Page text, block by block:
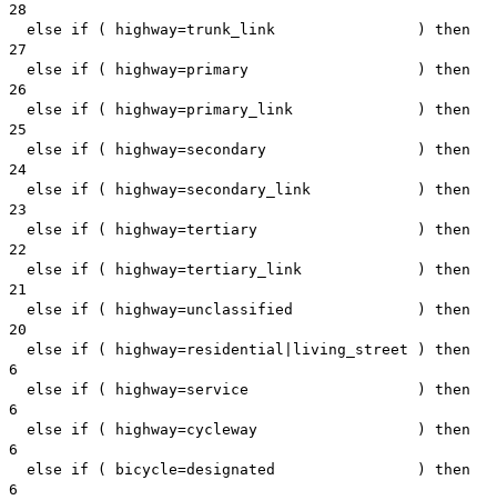
28
else if ( highway=trunk_link ) then
27
else if ( highway=primary ) then
26
else if ( highway=primary_link ) then
25
else if ( highway=secondary ) then
24
else if ( highway=secondary_link ) then
23
else if ( highway=tertiary ) then
22
else if ( highway=tertiary_link ) then
21
else if ( highway=unclassified ) then
20
else if ( highway=residential|living_street ) then
6
else if ( highway=service ) then
6
else if ( highway=cycleway ) then
6
else if ( bicycle=designated ) then
6